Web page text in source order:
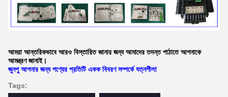
আমরা আন্তরিকভাবে আরও বিস্তারিত জানার জন্য আমাদের তদন্ত পাঠাতে আপনাকে
আমন্ত্রণ জানাই।
জুনপু আপনার জন্য পণ্যের প্রতিটি একক বিবরণ সম্পর্কে যত্নশীল!
Tags: